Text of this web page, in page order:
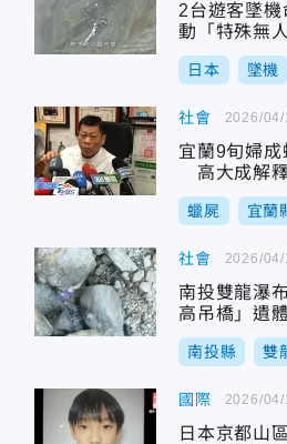
2台遊客墜
動「特殊無
日本 墜機
社會
宜蘭9旬婦成
高大成解
蠟屍 宜蘭
2026/
社會
南投雙龍瀑
高吊橋」遺
南投縣 雙
2026/
國際
日本京都山
2026/